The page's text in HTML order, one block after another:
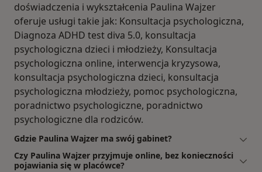
doświadczenia i wykształcenia Paulina Wajzer
oferuje usługi takie jak: Konsultacja psychologiczna,
Diagnoza ADHD test diva 5.0, konsultacja
psychologiczna dzieci i młodzieży, Konsultacja
psychologiczna online, interwencja kryzysowa,
konsultacja psychologiczna dzieci, konsultacja
psychologiczna młodzieży, pomoc psychologiczna,
poradnictwo psychologiczne, poradnictwo
psychologiczne dla rodziców.
Gdzie Paulina Wajzer ma swój gabinet?
Czy Paulina Wajzer przyjmuje online, bez konieczności
pojawiania się w placówce?